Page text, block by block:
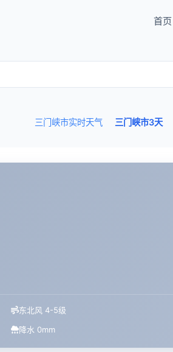
首页
三门峡市实时天气 三门峡市3天
东北风 4-5级
降水 0mm